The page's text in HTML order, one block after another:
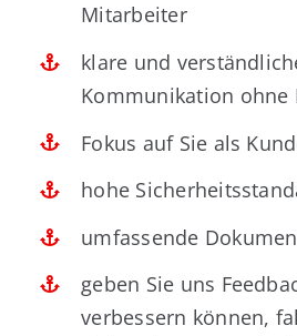
Mitarbeiter
klare und
Kommunikation ohne
Fokus auf Sie als
hohe
umfassende
geben Sie uns
verbessern können,